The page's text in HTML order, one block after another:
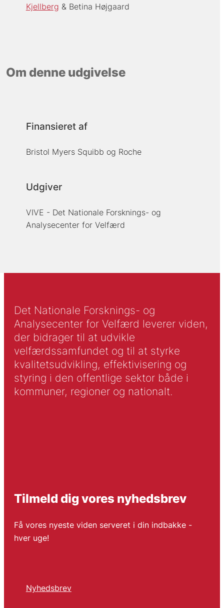
Kjellberg
Betina Højgaard
Om denne udgivelse
Finansieret af
Bristol Myers Squibb og Roche
Udgiver
VIVE - Det Nationale Forsknings- og
Analysecenter for Velfærd
Det Nationale Forsknings- og
Analysecenter for Velfærd leverer viden,
der bidrager til at udvikle
velfærdssamfundet og til at styrke
kvalitetsudvikling, effektivisering og
styring i den offentlige sektor både i
kommuner, regioner og nationalt.
Tilmeld dig vores nyhedsbrev
Få vores nyeste viden serveret i din indbakke -
hver uge!
Nyhedsbrev